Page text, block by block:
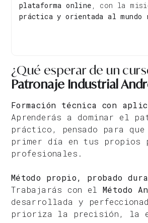
plataforma online , con la
práctica y orientada al mundo
¿Qué esperar de un
Patronaje Industrial
Formación técnica con
Aprenderás a dominar el
práctico, pensado para
primer día en tus propios
profesionales.
Método propio, probado
Trabajarás con el Método
desarrollada y
prioriza la precisión, la